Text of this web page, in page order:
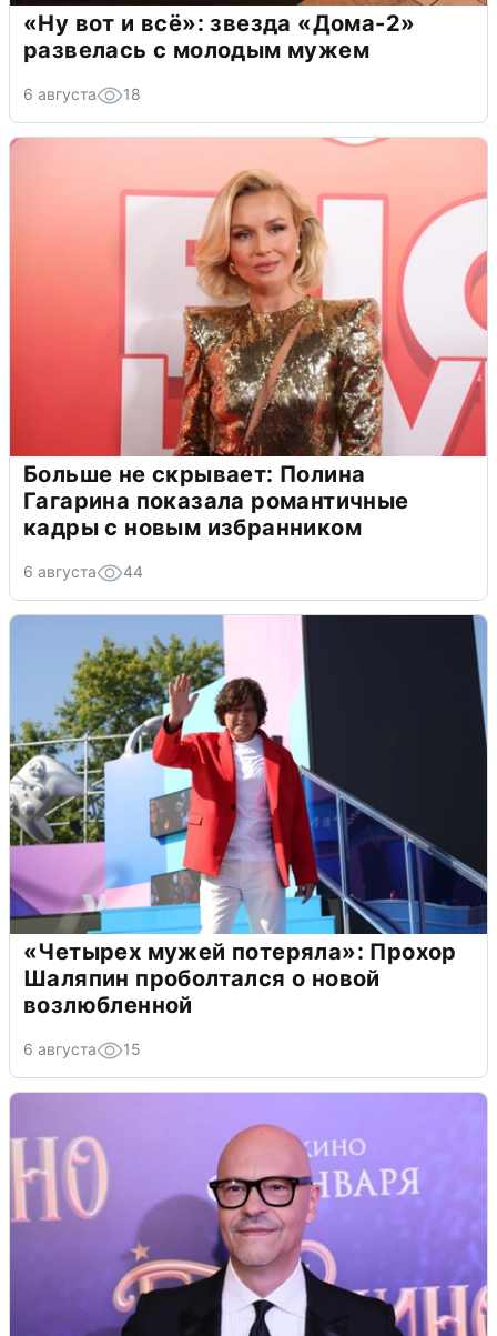
«Ну вот и всё»: звезда «Дома-2»
развелась с молодым мужем
6 августа 18
Больше не скрывает: Полина
Гагарина показала романтичные
кадры с новым избранником
6 августа 44
«Четырех мужей потеряла»: Прохор
Шаляпин проболтался о новой
возлюбленной
6 августа 15